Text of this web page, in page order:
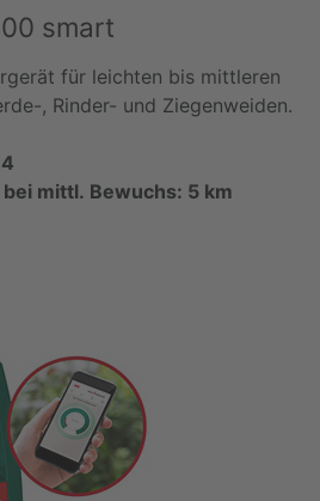
smart
für leichten bis mittleren
, Rinder- und Ziegenweiden.
bei mittl. Bewuchs: 5 km